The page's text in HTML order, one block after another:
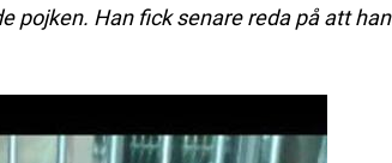
pojken. Han fick senare reda på att han